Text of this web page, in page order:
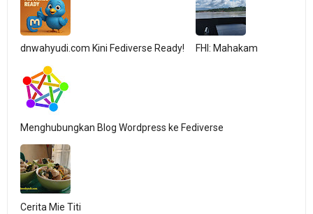
dnwahyudi.com Kini Fediverse Ready! FHI: Mahakam
Menghubungkan Blog Wordpress ke Fediverse
Cerita Mie Titi